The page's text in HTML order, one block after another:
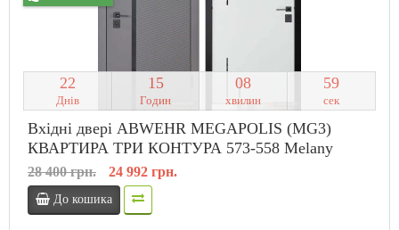
22
Днів
1 5
Годин
08
хвилин
58
сек
Вхідні двері ABWEHR MEGAPOLIS (MG3)
КВАРТИРА ТРИ КОНТУРА 573-558 Melany
28 400 грн. 24 992 грн.
До кошика